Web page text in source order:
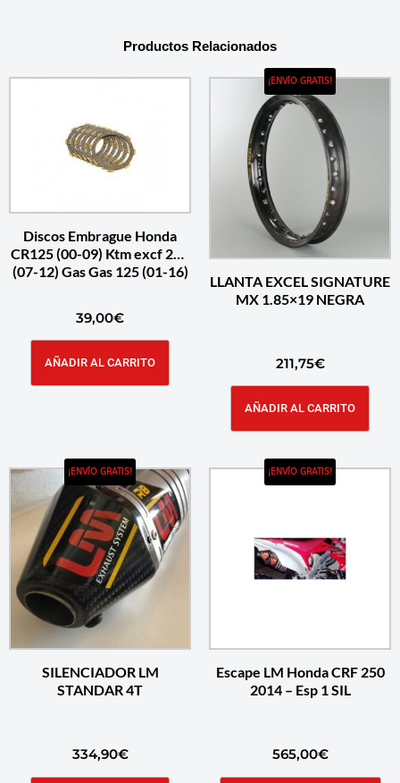
Productos Relacionados
Discos Embrague Honda
CR125 (00-09) Ktm excf 250
(07-12) Gas Gas 125 (01-16)
39,00€
AÑADIR AL CARRITO
¡ENVÍO GRATIS!
LLANTA EXCEL SIGNATURE
MX 1.85×19 NEGRA
211,75€
AÑADIR AL CARRITO
¡ENVÍO GRATIS!
SILENCIADOR LM
STANDAR 4T
334,90€
¡ENVÍO GRATIS!
Escape LM Honda CRF 250
2014 – Esp 1 SIL
565,00€